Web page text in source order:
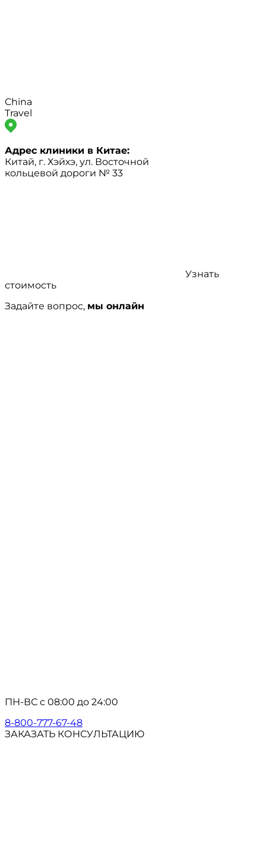
China
Travel
Адрес клиники в Китае:
Китай, г. Хэйхэ, ул. Восточной
кольцевой дороги № 33
Узнать
стоимость
Задайте вопрос, мы онлайн
ПН-ВС с 08:00 до 24:00
8-800-777-67-48
ЗАКАЗАТЬ КОНСУЛЬТАЦИЮ